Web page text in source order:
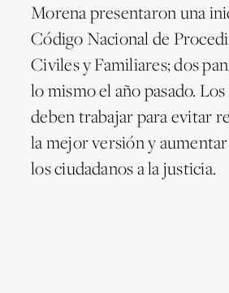
Morena presentaron una
Código Nacional de
Civiles y Familiares; dos
lo mismo el año pasado.
deben trabajar para evitar
la mejor versión y aumentar
los ciudadanos a la justicia.